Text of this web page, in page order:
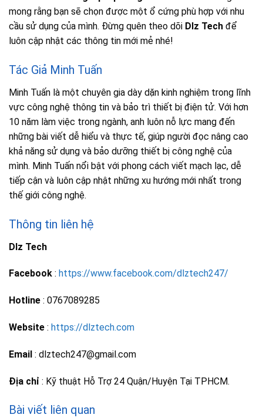
mong rằng bạn sẽ chọn được một ổ cứng phù hợp với nhu
cầu sử dụng của mình. Đừng quên theo dõi Dlz Tech để
luôn cập nhật các thông tin mới mẻ nhé!
Tác Giả Minh Tuấn
Minh Tuấn là một chuyên gia dày dặn kinh nghiệm trong lĩnh
vực công nghệ thông tin và bảo trì thiết bị điện tử. Với hơn
10 năm làm việc trong ngành, anh luôn nỗ lực mang đến
những bài viết dễ hiểu và thực tế, giúp người đọc nâng cao
khả năng sử dụng và bảo dưỡng thiết bị công nghệ của
mình. Minh Tuấn nổi bật với phong cách viết mạch lạc, dễ
tiếp cận và luôn cập nhật những xu hướng mới nhất trong
thế giới công nghệ.
Thông tin liên hệ
Dlz Tech
Facebook : https://www.facebook.com/dlztech247/
Hotline : 0767089285
Website : https://dlztech.com
Email : dlztech247@gmail.com
Địa chỉ : Kỹ thuật Hỗ Trợ 24 Quận/Huyện Tại TPHCM.
Bài viết liên quan